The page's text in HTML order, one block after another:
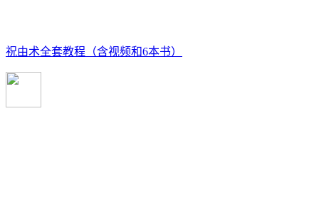
祝由术全套教程（含视频和6本书）